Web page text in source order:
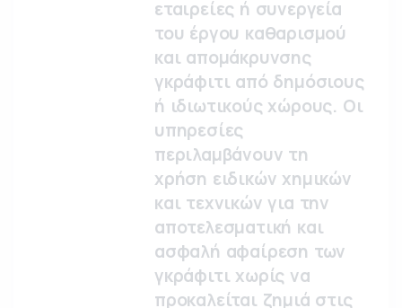
εταιρείες ή συνεργεία
του έργου καθαρισμού
και απομάκρυνσης
γκράφιτι από δημόσιους
ή ιδιωτικούς χώρους. Οι
υπηρεσίες
περιλαμβάνουν τη
χρήση ειδικών χημικών
και τεχνικών για την
αποτελεσματική και
ασφαλή αφαίρεση των
γκράφιτι χωρίς να
προκαλείται ζημιά στις